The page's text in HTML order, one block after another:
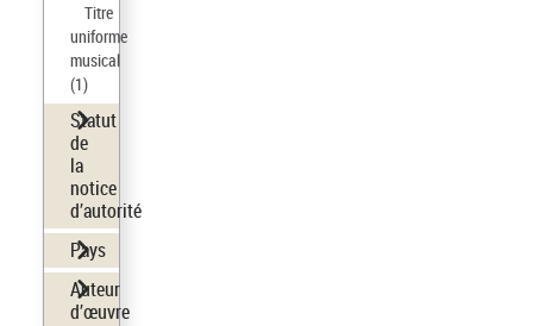
Titre
uniforme
musical
(1)
Statut
de
la
notice
d’autorité
Pays
Auteur
d’œuvre